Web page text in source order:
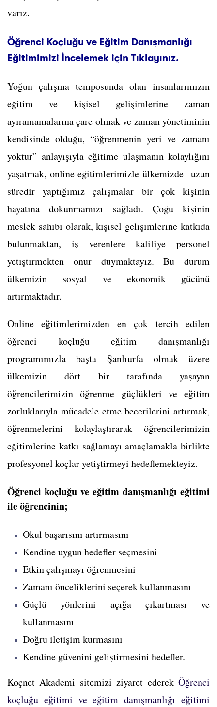
varız.
Öğrenci Koçluğu ve Eğitim Danışmanlığı
Eğitimimizi İncelemek için Tıklayınız.
Yoğun çalışma temposunda olan insanlarımızın
eğitim ve kişisel gelişimlerine zaman
ayıramamalarına çare olmak ve zaman yönetiminin
kendisinde olduğu, “öğrenmenin yeri ve zamanı
yoktur” anlayışıyla eğitime ulaşmanın kolaylığını
yaşatmak, online eğitimlerimizle ülkemizde uzun
süredir yaptığımız çalışmalar bir çok kişinin
hayatına dokunmamızı sağladı. Çoğu kişinin
meslek sahibi olarak, kişisel gelişimlerine katkıda
bulunmaktan, iş verenlere kalifiye personel
yetiştirmekten onur duymaktayız. Bu durum
ülkemizin sosyal ve ekonomik gücünü
artırmaktadır.
Online eğitimlerimizden en çok tercih edilen
öğrenci koçluğu eğitim danışmanlığı
programımızla başta Şanlıurfa olmak üzere
ülkemizin dört bir tarafında yaşayan
öğrencilerimizin öğrenme güçlükleri ve eğitim
zorluklarıyla mücadele etme becerilerini artırmak,
öğrenmelerini kolaylaştırarak öğrencilerimizin
eğitimlerine katkı sağlamayı amaçlamakla birlikte
profesyonel koçlar yetiştirmeyi hedeflemekteyiz.
Öğrenci koçluğu ve eğitim danışmanlığı eğitimi
ile öğrencinin;
Okul başarısını artırmasını
Kendine uygun hedefler seçmesini
Etkin çalışmayı öğrenmesini
Zamanı önceliklerini seçerek kullanmasını
Güçlü yönlerini açığa çıkartması ve
kullanmasını
Doğru iletişim kurmasını
Kendine güvenini geliştirmesini hedefler.
Koçnet Akademi sitemizi ziyaret ederek Öğrenci
koçluğu eğitimi ve eğitim danışmanlığı eğitimi